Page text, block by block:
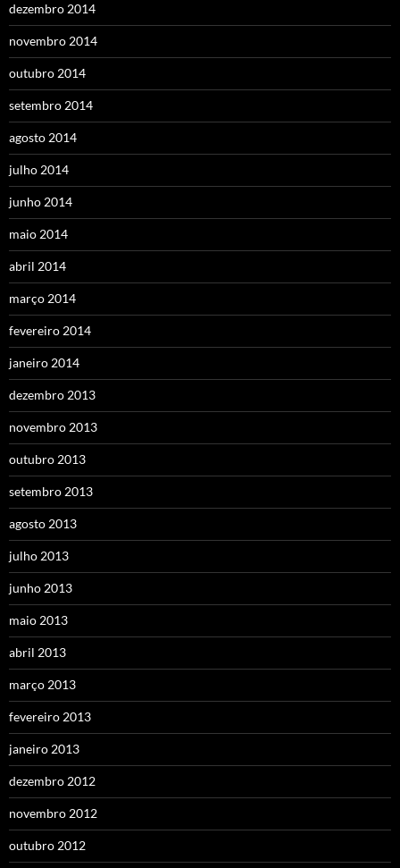
dezembro 2014
novembro 2014
outubro 2014
setembro 2014
agosto 2014
julho 2014
junho 2014
maio 2014
abril 2014
março 2014
fevereiro 2014
janeiro 2014
dezembro 2013
novembro 2013
outubro 2013
setembro 2013
agosto 2013
julho 2013
junho 2013
maio 2013
abril 2013
março 2013
fevereiro 2013
janeiro 2013
dezembro 2012
novembro 2012
outubro 2012